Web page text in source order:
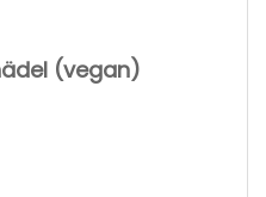
(vegan)